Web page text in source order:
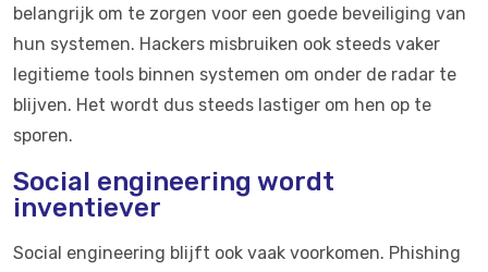
belangrijk om te zorgen voor een goede beveiliging van
hun systemen. Hackers misbruiken ook steeds vaker
legitieme tools binnen systemen om onder de radar te
blijven. Het wordt dus steeds lastiger om hen op te
sporen.
Social engineering wordt
inventiever
Social engineering blijft ook vaak voorkomen. Phishing